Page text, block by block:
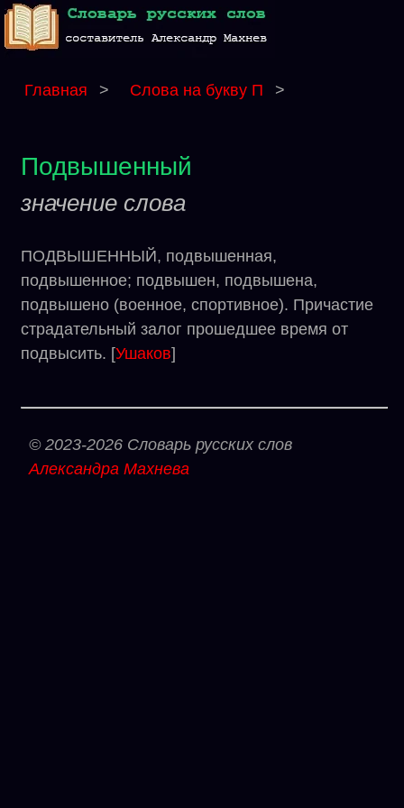
Главная > Слова на букву П >
Подвышенный
значение слова
ПОДВЫШЕННЫЙ, подвышенная,
подвышенное; подвышен, подвышена,
подвышено (военное, спортивное). Причастие
страдательный залог прошедшее время от
подвысить. [Ушаков]
© 2023-2026 Словарь русских слов
Александра Махнева